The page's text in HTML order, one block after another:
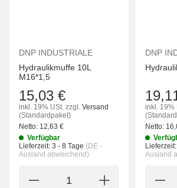
DNP INDUSTRIALE
Hydraulikmuffe 10L
M16*1,5
15,03 €
inkl. 19% USt. zzgl. Versand
(Standardpaket)
Netto: 12,63 €
Verfügbar
Lieferzeit: 3 - 8 Tage (DE -
Ausland abweichend)
DNP
inkl. 19%
Netto:
Lieferzeit:
Ausland